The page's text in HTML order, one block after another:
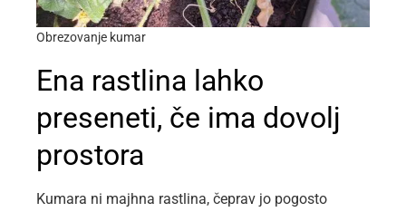
Obrezovanje kumar
Ena rastlina lahko
preseneti, če ima dovolj
prostora
Kumara ni majhna rastlina, čeprav jo pogosto